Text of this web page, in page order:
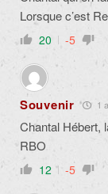
Lorsque c’est
20 -5
Souvenir 1
Chantal Hébert,
RBO
12 -5